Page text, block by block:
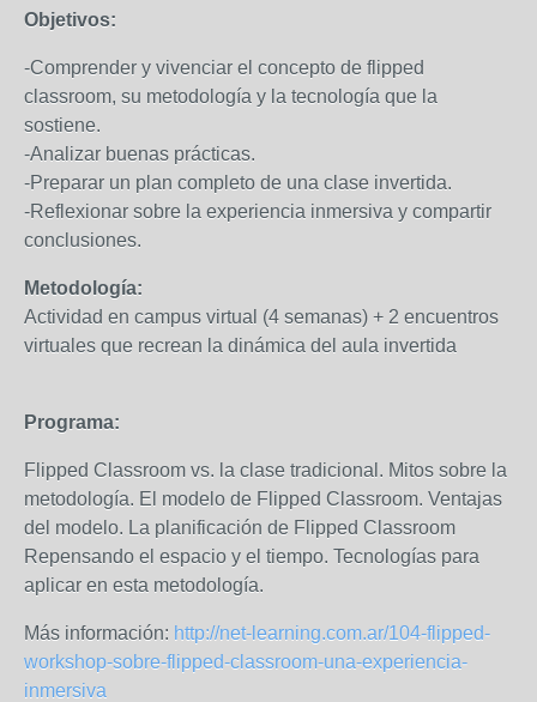
Objetivos:
-Comprender y vivenciar el concepto de flipped
classroom, su metodología y la tecnología que la
sostiene.
-Analizar buenas prácticas.
-Preparar un plan completo de una clase invertida.
-Reflexionar sobre la experiencia inmersiva y compartir
conclusiones.
Metodología:
Actividad en campus virtual (4 semanas) + 2 encuentros
virtuales que recrean la dinámica del aula invertida
Programa:
Flipped Classroom vs. la clase tradicional. Mitos sobre la
metodología. El modelo de Flipped Classroom. Ventajas
del modelo. La planificación de Flipped Classroom
Repensando el espacio y el tiempo. Tecnologías para
aplicar en esta metodología.
Más información: http://net-learning.com.ar/104-flipped-
workshop-sobre-flipped-classroom-una-experiencia-
inmersiva